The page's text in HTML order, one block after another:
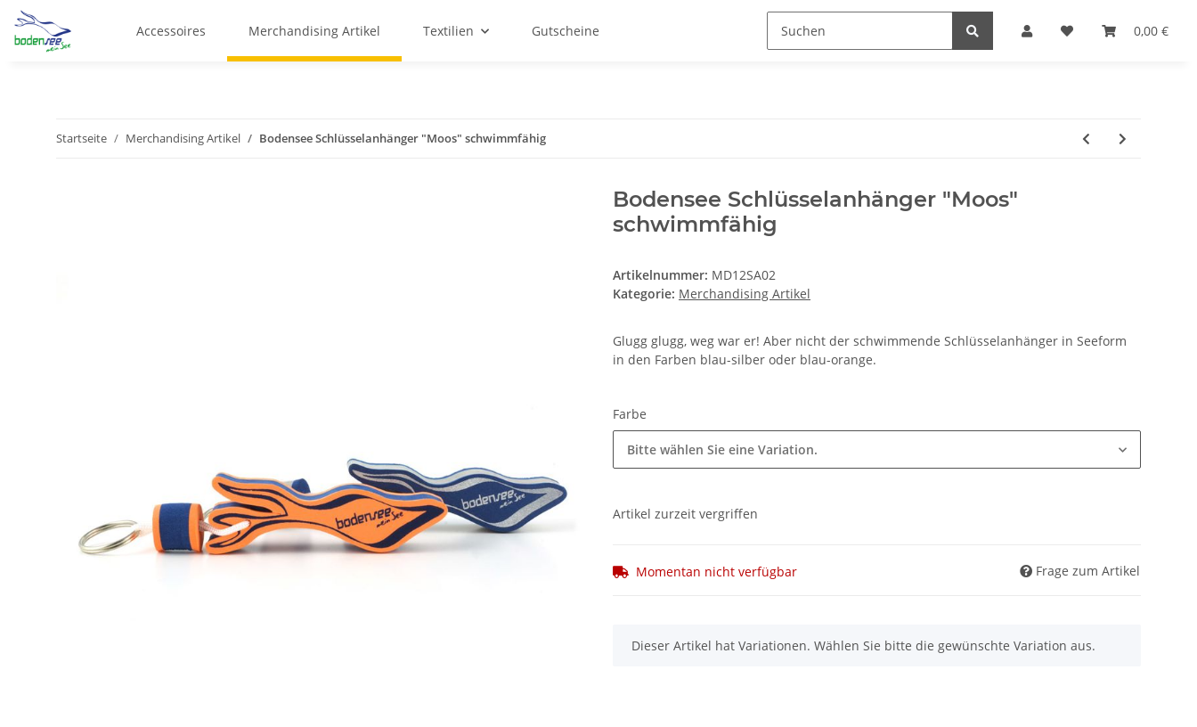
0,00 €
Accessoires Merchandising Artikel Textilien Gutscheine
Startseite Merchandising Artikel Bodensee Schlüsselanhänger "Moos" schwimmfähig
Bodensee Schlüsselanhänger "Moos"
schwimmfähig
Artikelnummer: MD12SA02
Kategorie: Merchandising Artikel
Glugg glugg, weg war er! Aber nicht der schwimmende Schlüsselanhänger in Seeform
in den Farben blau-silber oder blau-orange.
Farbe
Bitte wählen Sie eine Variation.
Artikel zurzeit vergriffen
Momentan nicht verfügbar Frage zum Artikel
x
Dieser Artikel hat Variationen. Wählen Sie bitte die gewünschte Variation aus.